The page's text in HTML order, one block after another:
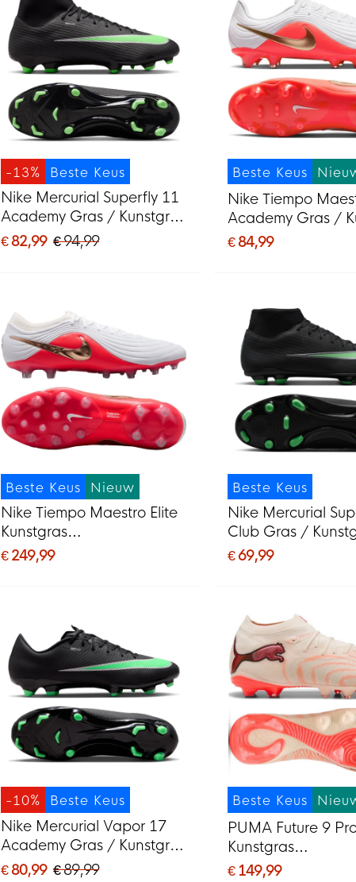
Beste Keus
-13%
Nike Mercurial Superfly 11
Academy Gras / Kunstgras
Voetbalschoenen (MG)
Zwart Felgroen Zilvergrijs
€ 82,99 € 94,99
Beste Keus
Nike Tiempo
Academy Gras /
Voetbalschoenen
€ 84,99
Beste Keus Nieuw
Nike Tiempo Maestro Elite
Kunstgras
Voetbalschoenen (AG) Wit
€ 249,99
Beste Keus
Nike Mercurial
Club Gras /
Voetbalschoenen
€ 69,99
Beste Keus
-10%
Nike Mercurial Vapor 17
Academy Gras / Kunstgras
Voetbalschoenen (MG)
€ 80,99 € 89,99
Beste Keus
PUMA Future 9
Kunstgras
Voetbalschoenen
€ 149,99